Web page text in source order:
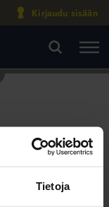
Tietoja
Kirjaudu sisään